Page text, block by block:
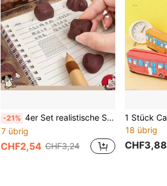
-21% 4er Set realistische Schokoladen-Radiergummis, kreative lustige Karamell-Schokoladen-Radiergummis, Lebensmittel-Simulation, originelle lustige kreative Preis-Radiergummis, Schultüte-Geschenk, Mal- und Schreibutensilien Belohnung, geeignet für Feiertagsparty kleine Geschenke (nicht essbar)
7 übrig
CHF2,54 CHF3,24
18 übrig
CHF3,88